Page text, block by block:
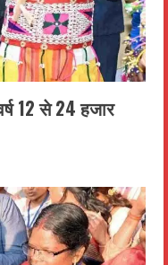
12 से 24 हजार